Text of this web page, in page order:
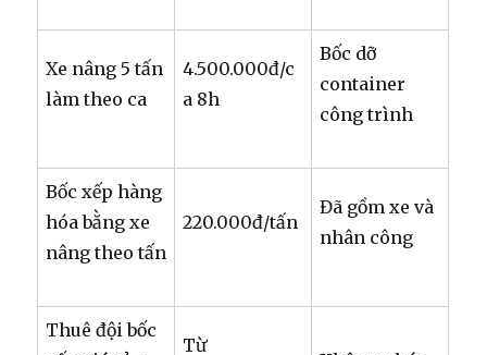
Xe nâng 5 tấn
làm theo ca
4.500.000đ/c
a 8h
Bốc dỡ
container
công trình
Bốc xếp hàng
hóa bằng xe
nâng theo tấn
220.000đ/tấn
Đã gồm xe và
nhân công
Thuê đội bốc
Từ